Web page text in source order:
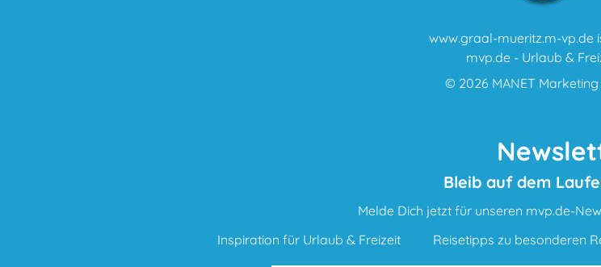
www.graal-mueritz.m-vp.de
mvp.de - Urlaub &
© 2026 MANET
Bleib auf dem
Melde Dich jetzt für unseren mvp.de-
Inspiration für Urlaub & Freizeit
Reisetipps zu besonderen